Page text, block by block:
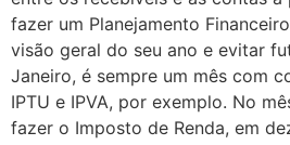
fazer um Planejamento
visão geral do seu ano e evitar
Janeiro, é sempre um mês com
IPTU e IPVA, por exemplo. No
fazer o Imposto de Renda, em